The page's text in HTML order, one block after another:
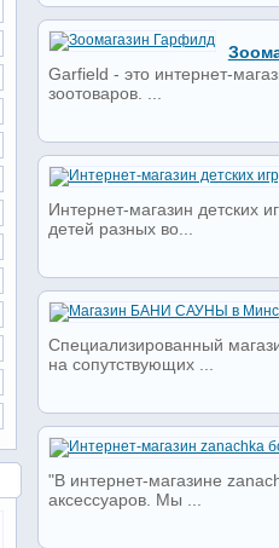
Garfield - это интернет-
зоотоваров. ...
Интернет-магазин детских
детей разных во...
Специализированный
на сопутствующих ...
"В интернет-магазине
аксессуаров. Мы ...